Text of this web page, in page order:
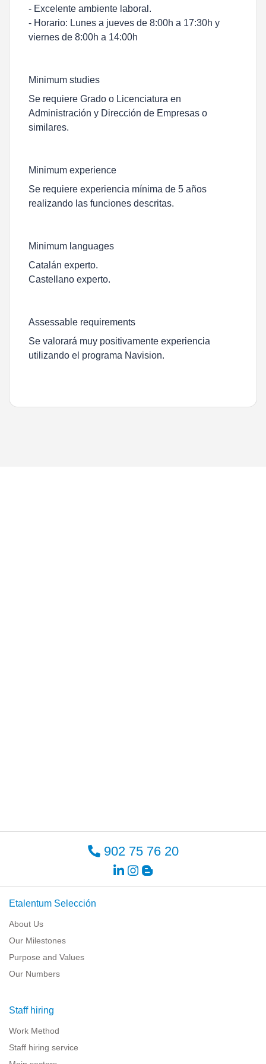
- Excelente ambiente laboral.
- Horario: Lunes a jueves de 8:00h a 17:30h y
viernes de 8:00h a 14:00h
Minimum studies
Se requiere Grado o Licenciatura en
Administración y Dirección de Empresas o
similares.
Minimum experience
Se requiere experiencia mínima de 5 años
realizando las funciones descritas.
Minimum languages
Catalán experto.
Castellano experto.
Assessable requirements
Se valorará muy positivamente experiencia
utilizando el programa Navision.
902 75 76 20
Etalentum Selección
About Us
Our Milestones
Purpose and Values
Our Numbers
Staff hiring
Work Method
Staff hiring service